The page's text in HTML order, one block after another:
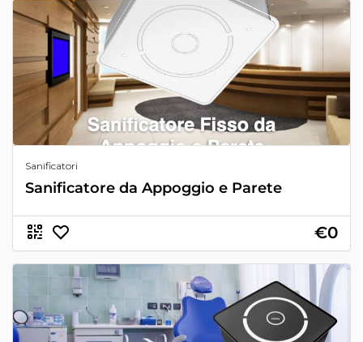
Sanificatori
Sanificatore da Appoggio e Parete
€0